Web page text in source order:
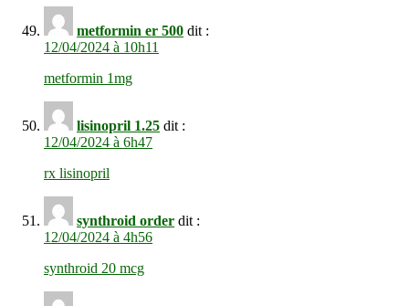
metformin er 500 dit :
12/04/2024 à 10h11
metformin 1mg
lisinopril 1.25 dit :
12/04/2024 à 6h47
rx lisinopril
synthroid order dit :
12/04/2024 à 4h56
synthroid 20 mcg